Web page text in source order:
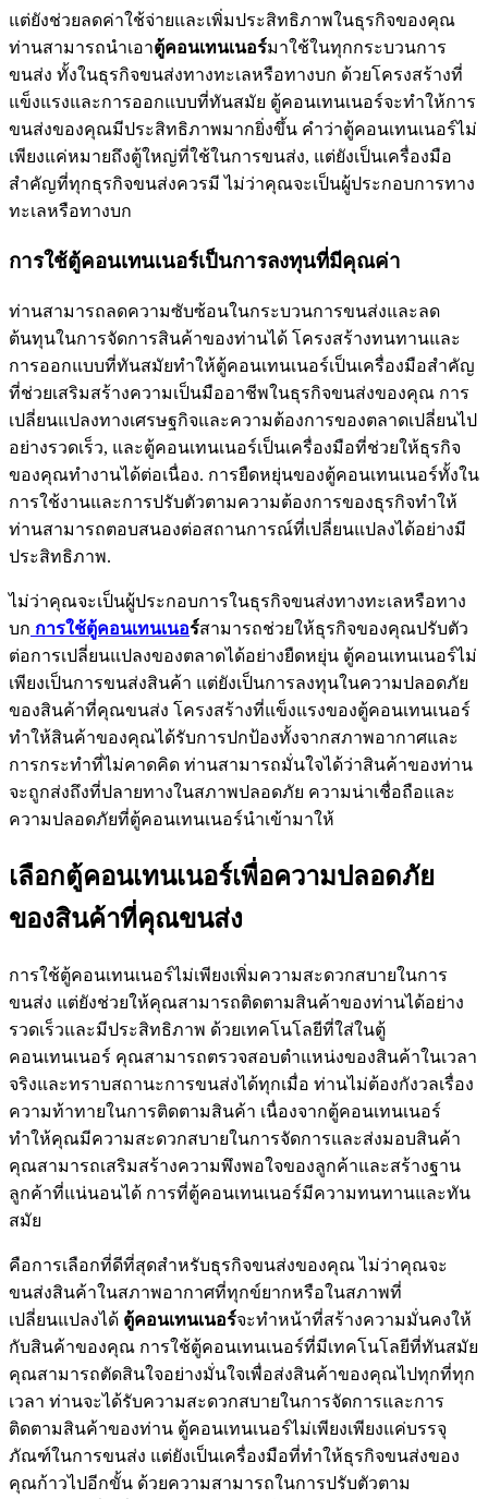
แต่ยังช่วยลดค่าใช้จ่ายและเพิ่มประสิทธิภาพในธุรกิจของคุณ
ท่านสามารถนำเอาตู้คอนเทนเนอร์มาใช้ในทุกกระบวนการ
ขนส่ง ทั้งในธุรกิจขนส่งทางทะเลหรือทางบก ด้วยโครงสร้างที่
แข็งแรงและการออกแบบที่ทันสมัย ตู้คอนเทนเนอร์จะทำให้การ
ขนส่งของคุณมีประสิทธิภาพมากยิ่งขึ้น คำว่าตู้คอนเทนเนอร์ไม่
เพียงแค่หมายถึงตู้ใหญ่ที่ใช้ในการขนส่ง, แต่ยังเป็นเครื่องมือ
สำคัญที่ทุกธุรกิจขนส่งควรมี ไม่ว่าคุณจะเป็นผู้ประกอบการทาง
ทะเลหรือทางบก
การใช้ตู้คอนเทนเนอร์เป็นการลงทุนที่มีคุณค่า
ท่านสามารถลดความซับซ้อนในกระบวนการขนส่งและลด
ต้นทุนในการจัดการสินค้าของท่านได้ โครงสร้างทนทานและ
การออกแบบที่ทันสมัยทำให้ตู้คอนเทนเนอร์เป็นเครื่องมือสำคัญ
ที่ช่วยเสริมสร้างความเป็นมืออาชีพในธุรกิจขนส่งของคุณ การ
เปลี่ยนแปลงทางเศรษฐกิจและความต้องการของตลาดเปลี่ยนไป
อย่างรวดเร็ว, และตู้คอนเทนเนอร์เป็นเครื่องมือที่ช่วยให้ธุรกิจ
ของคุณทำงานได้ต่อเนื่อง. การยืดหยุ่นของตู้คอนเทนเนอร์ทั้งใน
การใช้งานและการปรับตัวตามความต้องการของธุรกิจทำให้
ท่านสามารถตอบสนองต่อสถานการณ์ที่เปลี่ยนแปลงได้อย่างมี
ประสิทธิภาพ.
ไม่ว่าคุณจะเป็นผู้ประกอบการในธุรกิจขนส่งทางทะเลหรือทาง
บก การใช้ตู้คอนเทนเนอร์สามารถช่วยให้ธุรกิจของคุณปรับตัว
ต่อการเปลี่ยนแปลงของตลาดได้อย่างยืดหยุ่น ตู้คอนเทนเนอร์ไม่
เพียงเป็นการขนส่งสินค้า แต่ยังเป็นการลงทุนในความปลอดภัย
ของสินค้าที่คุณขนส่ง โครงสร้างที่แข็งแรงของตู้คอนเทนเนอร์
ทำให้สินค้าของคุณได้รับการปกป้องทั้งจากสภาพอากาศและ
การกระทำที่ไม่คาดคิด ท่านสามารถมั่นใจได้ว่าสินค้าของท่าน
จะถูกส่งถึงที่ปลายทางในสภาพปลอดภัย ความน่าเชื่อถือและ
ความปลอดภัยที่ตู้คอนเทนเนอร์นำเข้ามาให้
เลือกตู้คอนเทนเนอร์เพื่อความปลอดภัย
ของสินค้าที่คุณขนส่ง
การใช้ตู้คอนเทนเนอร์ไม่เพียงเพิ่มความสะดวกสบายในการ
ขนส่ง แต่ยังช่วยให้คุณสามารถติดตามสินค้าของท่านได้อย่าง
รวดเร็วและมีประสิทธิภาพ ด้วยเทคโนโลยีที่ใส่ในตู้
คอนเทนเนอร์ คุณสามารถตรวจสอบตำแหน่งของสินค้าในเวลา
จริงและทราบสถานะการขนส่งได้ทุกเมื่อ ท่านไม่ต้องกังวลเรื่อง
ความท้าทายในการติดตามสินค้า เนื่องจากตู้คอนเทนเนอร์
ทำให้คุณมีความสะดวกสบายในการจัดการและส่งมอบสินค้า
คุณสามารถเสริมสร้างความพึงพอใจของลูกค้าและสร้างฐาน
ลูกค้าที่แน่นอนได้ การที่ตู้คอนเทนเนอร์มีความทนทานและทัน
สมัย
คือการเลือกที่ดีที่สุดสำหรับธุรกิจขนส่งของคุณ ไม่ว่าคุณจะ
ขนส่งสินค้าในสภาพอากาศที่ทุกข์ยากหรือในสภาพที่
เปลี่ยนแปลงได้ ตู้คอนเทนเนอร์จะทำหน้าที่สร้างความมั่นคงให้
กับสินค้าของคุณ การใช้ตู้คอนเทนเนอร์ที่มีเทคโนโลยีที่ทันสมัย
คุณสามารถตัดสินใจอย่างมั่นใจเพื่อส่งสินค้าของคุณไปทุกที่ทุก
เวลา ท่านจะได้รับความสะดวกสบายในการจัดการและการ
ติดตามสินค้าของท่าน ตู้คอนเทนเนอร์ไม่เพียงเพียงแค่บรรจุ
ภัณฑ์ในการขนส่ง แต่ยังเป็นเครื่องมือที่ทำให้ธุรกิจขนส่งของ
คุณก้าวไปอีกขั้น ด้วยความสามารถในการปรับตัวตาม